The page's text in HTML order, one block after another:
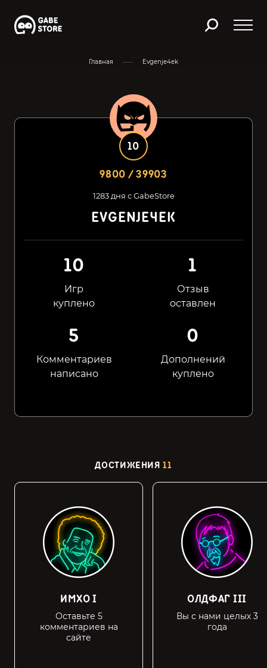
Главная Evgenje4ek
9800 / 39903
10
1283 дня с GabeStore
EVGENJE4EK
10
Игр
куплено
1
Отзыв
оставлен
5
Комментариев
написано
0
Дополнений
куплено
ДОСТИЖЕНИЯ11
ИМХО I
Оставьте 5
комментариев на
сайте
ОЛДФАГ III
Вы с нами целых 3
года